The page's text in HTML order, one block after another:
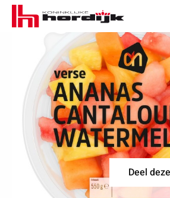
Koninklijke
Hordijk
Deel